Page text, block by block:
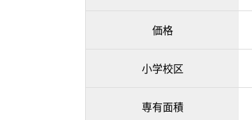
価格
小学校区
専有面積